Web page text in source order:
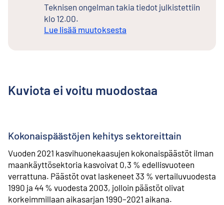
Teknisen ongelman takia tiedot julkistettiin
klo 12.00.
Lue lisää muutoksesta
Kuviota ei voitu muodostaa
Kokonaispäästöjen kehitys sektoreittain
Vuoden 2021 kasvihuonekaasujen kokonaispäästöt ilman
maankäyttösektoria kasvoivat 0,3 % edellisvuoteen
verrattuna. Päästöt ovat laskeneet 33 % vertailuvuodesta
1990 ja 44 % vuodesta 2003, jolloin päästöt olivat
korkeimmillaan aikasarjan 1990–2021 aikana.